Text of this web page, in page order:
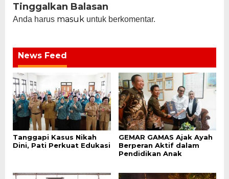
Tinggalkan Balasan
Anda harus masuk untuk berkomentar.
News Feed
Tanggapi Kasus Nikah
Dini, Pati Perkuat Edukasi
GEMAR GAMAS Ajak Ayah
Berperan Aktif dalam
Pendidikan Anak